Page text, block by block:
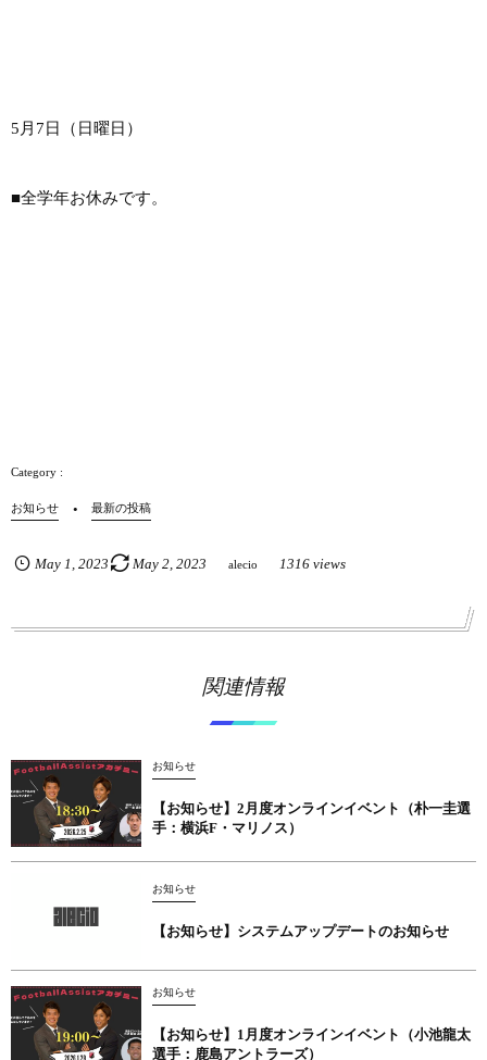
5月7日（日曜日）
■全学年お休みです。
お知らせ 最新の投稿
May 1 , 2023 May 2, 2023 alecio 1316 views
関連情報
お知らせ
【お知らせ】2月度オンラインイベント（朴一圭選
手：横浜F・マリノス）
お知らせ
【お知らせ】システムアップデートのお知らせ
お知らせ
【お知らせ】1月度オンラインイベント（小池龍太
選手：鹿島アントラーズ）